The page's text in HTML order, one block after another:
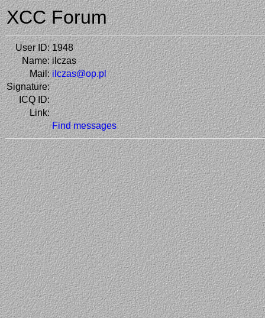
XCC Forum
User ID: 1948
Name: ilczas
Mail: ilczas@op.pl
Signature:
ICQ ID:
Link:
Find messages